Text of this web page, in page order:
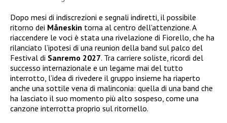
Dopo mesi di indiscrezioni e segnali indiretti, il possibile
ritorno dei Måneskin torna al centro dell’attenzione. A
riaccendere le voci è stata una rivelazione di Fiorello, che ha
rilanciato l’ipotesi di una reunion della band sul palco del
Festival di Sanremo 2027. Tra carriere soliste, ricordi del
successo internazionale e un legame mai del tutto
interrotto, l’idea di rivedere il gruppo insieme ha riaperto
anche una sottile vena di malinconia: quella di una band che
ha lasciato il suo momento più alto sospeso, come una
canzone interrotta proprio sul ritornello.